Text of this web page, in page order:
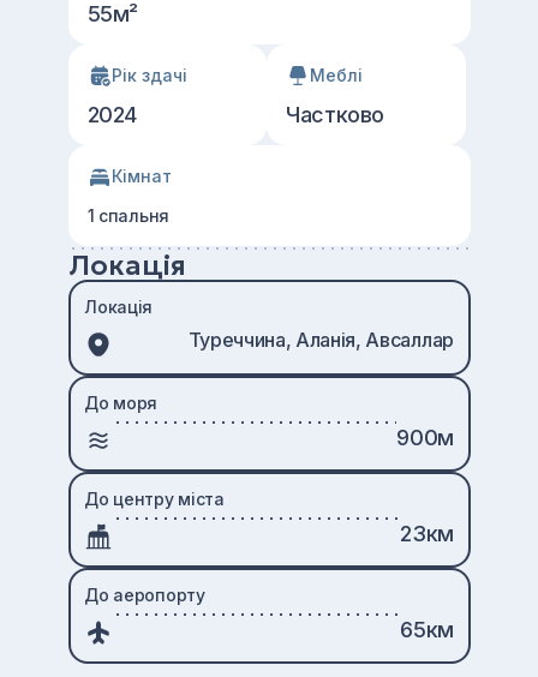
55м²
Рік здачі
2024
Меблі
Частково
Кімнат
1 спальня
Локація
Локація
Туреччина, Аланія, Авсаллар
До моря
900м
До центру міста
23км
До аеропорту
65км